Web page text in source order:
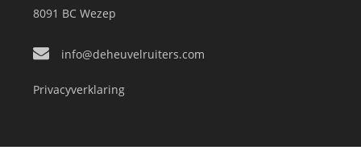
8091 BC Wezep
info@deheuvelruiters.com
Privacyverklaring